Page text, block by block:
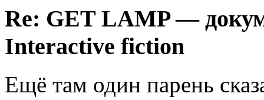
Re: GET LAMP —
Interactive fiction
Ещё там один парень